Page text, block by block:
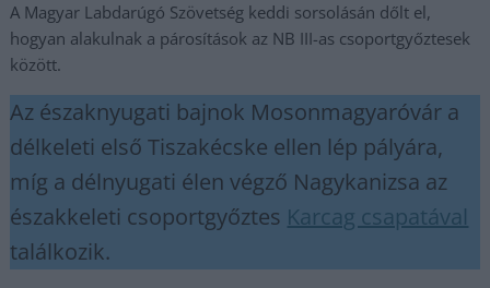
A Magyar Labdarúgó Szövetség keddi sorsolásán dőlt el,
hogyan alakulnak a párosítások az NB III-as csoportgyőztesek
között.
Az északnyugati bajnok Mosonmagyaróvár a
délkeleti első Tiszakécske ellen lép pályára,
míg a délnyugati élen végző Nagykanizsa az
északkeleti csoportgyőztes Karcag csapatával
találkozik.